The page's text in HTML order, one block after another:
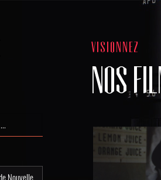
VISIONNEZ
NOS